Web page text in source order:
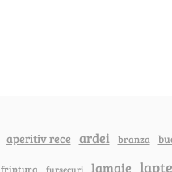
aperitiv rece ardei branza
friptura fursecuri lamaie lapte